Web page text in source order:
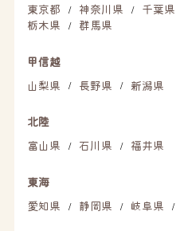
東京都
/ 神奈川県 / 千葉県
栃木県 / 群馬県
甲信越
山梨県
/ 長野県 / 新潟県
北陸
富山県
/ 石川県 / 福井県
東海
愛知県
/ 静岡県 / 岐阜県 /